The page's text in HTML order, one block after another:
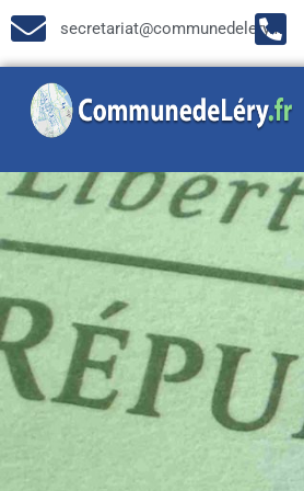
secretariat@communedelery.fr